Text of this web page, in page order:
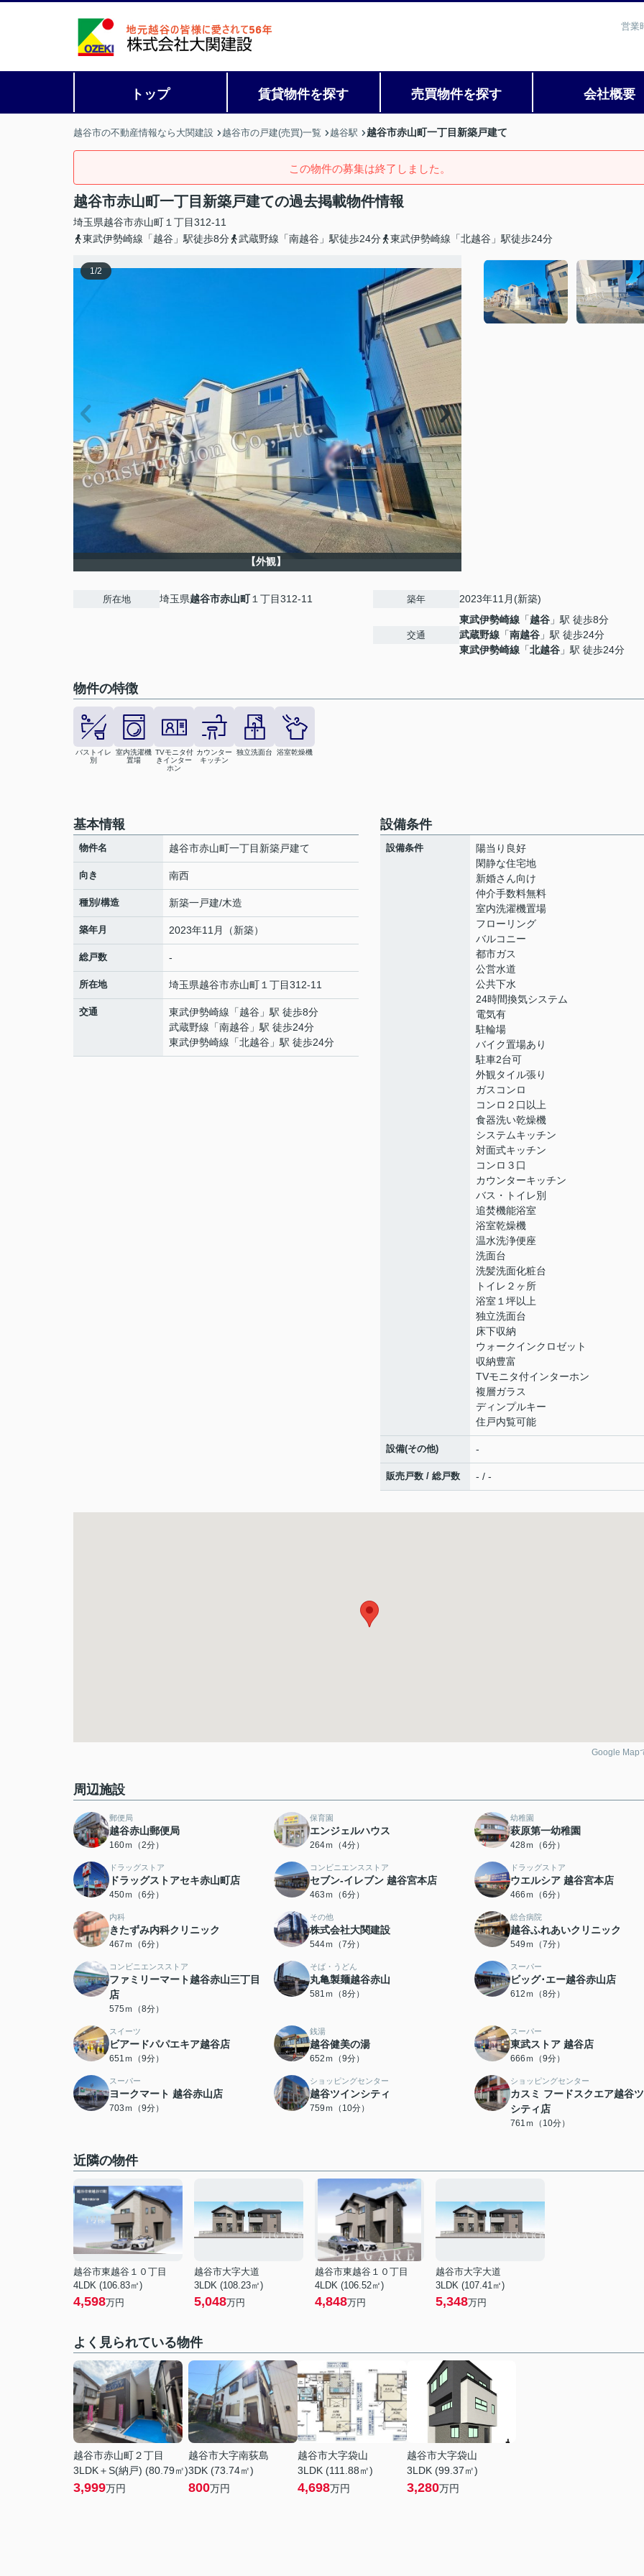
営業
トップ 賃貸物件を探す 売買物件を探す 会社概要
越谷市の不動産情報なら大関建設 越谷市の戸建(売買)一覧 越谷駅 越谷市赤山町一丁目新築戸建て
この物件の募集は終了しました。
越谷市赤山町一丁目新築戸建ての過去掲載物件情報
埼玉県越谷市赤山町 １丁目312-11
東武伊勢崎線「越谷」駅徒歩8分
武蔵野線「南越谷」駅徒歩24分 東武伊勢崎線「北越谷」駅徒歩24分
1/2
【外観】
所在地 埼玉県越谷市赤山町１丁目312-11 築年 2023年11月(新築)
交通
東武伊勢崎線 「越谷 」駅 徒歩8分
武蔵野線 「南越谷 」駅 徒歩24分
東武伊勢崎線 「北越谷 」駅 徒歩24分
物件の特徴
バストイレ
別
室内洗濯機
置場
TVモニタ付
きインター
ホン
カウンター
キッチン
独立洗面台 浴室乾燥機
基本情報
物件名 越谷市赤山町一丁目新築戸建て
向き 南西
種別/構造 新築一戸建/木造
築年月 2023年11月（新築）
総戸数 -
所在地 埼玉県越谷市赤山町 １丁目312-11
交通 東武伊勢崎線 「越谷 」駅 徒歩8分
武蔵野線 「南越谷 」駅 徒歩24分
東武伊勢崎線 「北越谷 」駅 徒歩24分
設備条件
設備条件
陽当り良好
閑静な住宅地
新婚さん向け
仲介手数料無料
室内洗濯機置場
フローリング
バルコニー
都市ガス
公営水道
公共下水
24時間換気システム
電気有
駐輪場
バイク置場あり
駐車2台可
外観タイル張り
ガスコンロ
コンロ２口以上
食器洗い乾燥機
システムキッチン
対面式キッチン
コンロ３口
カウンターキッチン
バス・トイレ別
追焚機能浴室
浴室乾燥機
温水洗浄便座
洗面台
洗髪洗面化粧台
トイレ２ヶ所
浴室１坪以上
独立洗面台
床下収納
ウォークインクロゼット
収納豊富
TVモニタ付インターホン
複層ガラス
ディンプルキー
住戸内覧可能
設備(その他) -
販売戸数 / 総戸数 - / -
Google Map
周辺施設
郵便局
越谷赤山郵便局
160ｍ（2分）
保育園
エンジェルハウス
264ｍ（4分）
幼稚園
萩原第一幼稚園
428ｍ（6分）
ドラッグストア
ドラッグストアセキ赤山町店
450ｍ（6分）
コンビニエンスストア
セブン‐イレブン 越谷宮本店
463ｍ（6分）
ドラッグストア
ウエルシア 越谷宮本店
466ｍ（6分）
内科
きたずみ内科クリニック
467ｍ（6分）
その他
株式会社大関建設
544ｍ（7分）
総合病院
越谷ふれあいクリニック
549ｍ（7分）
コンビニエンスストア
ファミリーマート越谷赤山三丁目
店
575ｍ（8分）
そば・うどん
丸亀製麺越谷赤山
581ｍ（8分）
スーパー
ビッグ･エー越谷赤山店
612ｍ（8分）
スイーツ
ビアードパパエキア越谷店
651ｍ（9分）
銭湯
越谷健美の湯
652ｍ（9分）
スーパー
東武ストア 越谷店
666ｍ（9分）
スーパー
ヨークマート 越谷赤山店
703ｍ（9分）
ショッピングセンター
越谷ツインシティ
759ｍ（10分）
ショッピングセンター
カスミ フードスクエア越谷
シティ店
761ｍ（10分）
近隣の物件
越谷市東越谷１０丁目
4LDK (106.83㎡)
4,598万円
越谷市大字大道
3LDK (108.23㎡)
5,048万円
越谷市東越谷１０丁目
4LDK (106.52㎡)
4,848万円
越谷市大字大道
3LDK (107.41㎡)
5,348万円
よく見られている物件
越谷市赤山町２丁目
3LDK＋S(納戸) (80.79㎡)
3,999万円
越谷市大字南荻島
3DK (73.74㎡)
800万円
越谷市大字袋山
3LDK (111.88㎡)
4,698万円
越谷市大字袋山
3LDK (99.37㎡)
3,280万円